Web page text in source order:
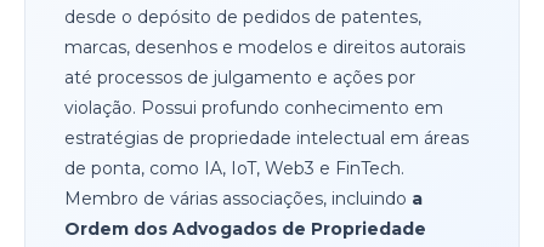
desde o depósito de pedidos de patentes,
marcas, desenhos e modelos e direitos autorais
até processos de julgamento e ações por
violação. Possui profundo conhecimento em
estratégias de propriedade intelectual em áreas
de ponta, como IA, IoT, Web3 e FinTech.
Membro de várias associações, incluindo a
Ordem dos Advogados de Propriedade